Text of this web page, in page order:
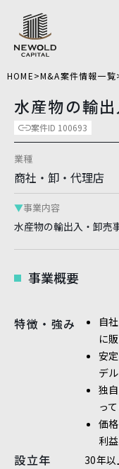
HOME>M&A案件情報一覧
水産物の輸
案件ID 100693
業種
商社・卸・代理店
事業内容
水産物の輸出入・卸売
事業概要
特徴・強み
自
に
安
デ
独
っ
価
利
設立年 30年以